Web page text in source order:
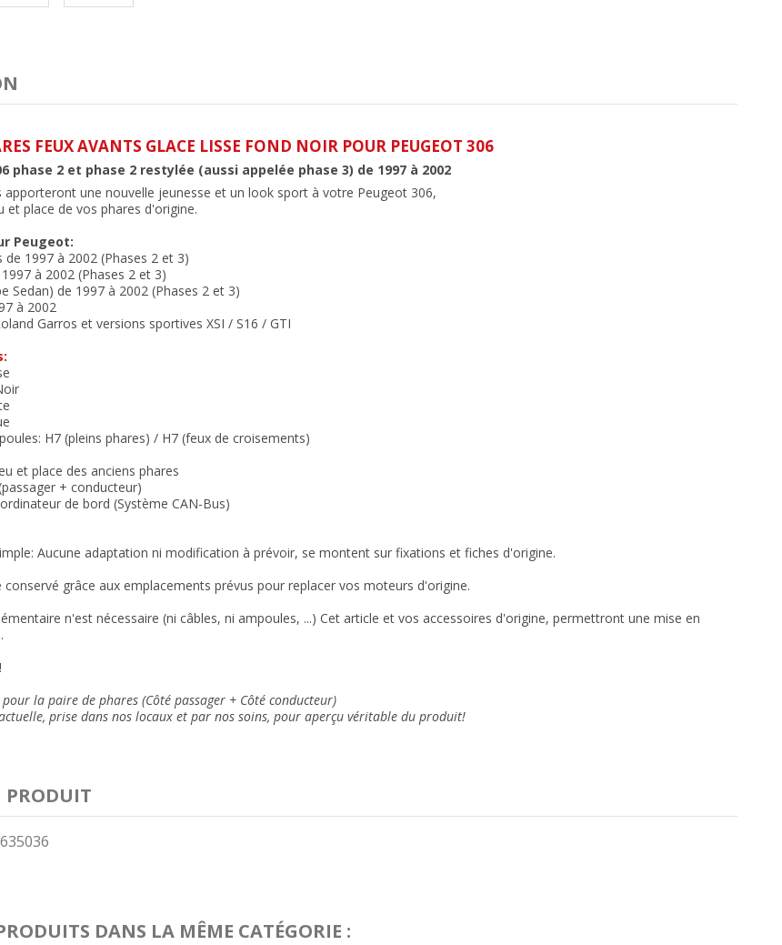
FEUX AVANTS GLACE LISSE FOND NOIR POUR PEUGEOT 306
phase 2 et phase 2 restylée (aussi appelée phase 3) de 1997 à 2002
apporteront une nouvelle jeunesse et un look sport à votre Peugeot 306,
et place de vos phares d'origine.
Peugeot:
1997 à 2002 (Phases 2 et 3)
à 2002 (Phases 2 et 3)
Sedan) de 1997 à 2002 (Phases 2 et 3)
à 2002
Garros et versions sportives XSI / S16 / GTI
H7 (pleins phares) / H7 (feux de croisements)
et place des anciens phares
+ conducteur)
de bord (Système CAN-Bus)
Aucune adaptation ni modification à prévoir, se montent sur fixations et fiches d'origine.
conservé grâce aux emplacements prévus pour replacer vos moteurs d'origine.
n'est nécessaire (ni câbles, ni ampoules, ...) Cet article et vos accessoires d'origine, permettront une mise en
la paire de phares (Côté passager + Côté conducteur)
prise dans nos locaux etpar nos soins, pour aperçu véritable du produit!
PRODUIT
DANS LA MÊME CATÉGORIE :